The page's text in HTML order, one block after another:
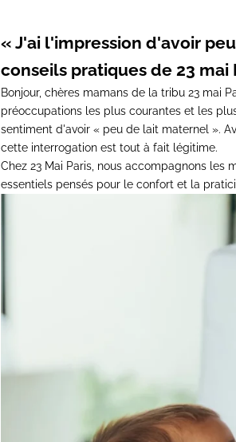
« J'ai l'impression d'avoir
conseils pratiques de 23 mai
Bonjour, chères mamans de la tribu 23 mai
préoccupations les plus courantes et les
sentiment d'avoir « peu de lait maternel ».
cette interrogation est tout à fait légitime.
Chez 23 Mai Paris, nous accompagnons les
essentiels pensés pour le confort et la